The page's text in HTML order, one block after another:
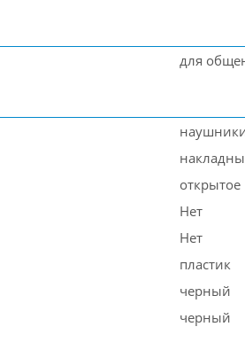
для
открытое
Нет
Нет
пластик
черный
черный